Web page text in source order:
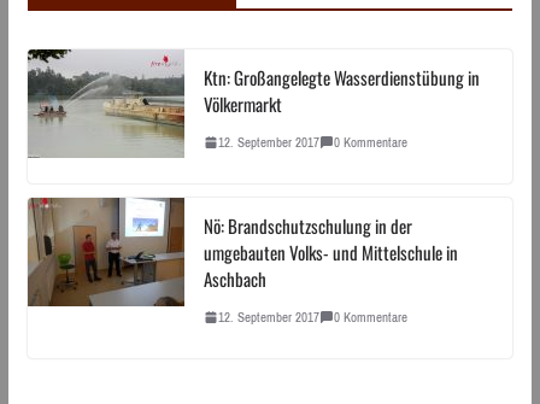
Ktn: Großangelegte Wasserdienstübung in
Völkermarkt
12. September 2017 0 Kommentare
Nö: Brandschutzschulung in der
umgebauten Volks- und Mittelschule in
Aschbach
12. September 2017 0 Kommentare